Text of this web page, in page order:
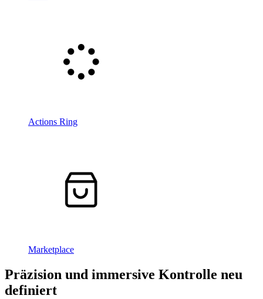
Actions Ring
Marketplace
Präzision und immersive Kontrolle neu
definiert